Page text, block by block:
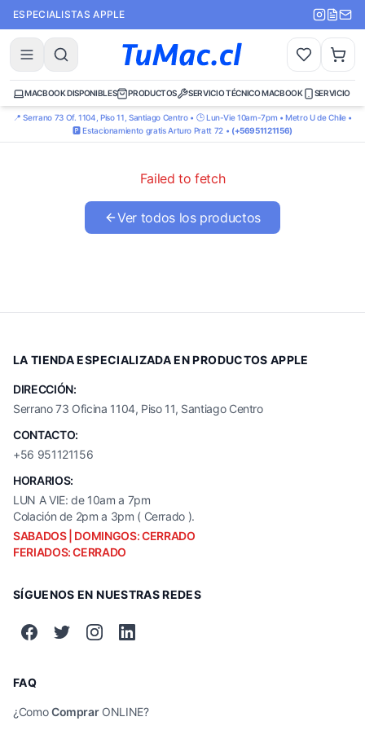
ESPECIALISTAS APPLE
MACBOOK DISPONIBLES PRODUCTOS SERVICIO TÉCNICO MACBOOK SERVICIO
📍 Serrano 73 Of. 1104, Piso 11, Santiago Centro • 🕒 Lun-Vie 10am-7pm • Metro U de Chile •
🅿️ Estacionamiento gratis Arturo Pratt 72 • (+56951121156)
Failed to fetch
Ver todos los productos
LA TIENDA ESPECIALIZADA EN PRODUCTOS APPLE
DIRECCIÓN:
Serrano 73 Oficina 1104, Piso 11, Santiago Centro
CONTACTO:
+56 951121156
HORARIOS:
LUN A VIE: de 10am a 7pm
Colación de 2pm a 3pm ( Cerrado ).
SABADOS | DOMINGOS: CERRADO
FERIADOS: CERRADO
SÍGUENOS EN NUESTRAS REDES
FAQ
¿ComoComprarONLINE?